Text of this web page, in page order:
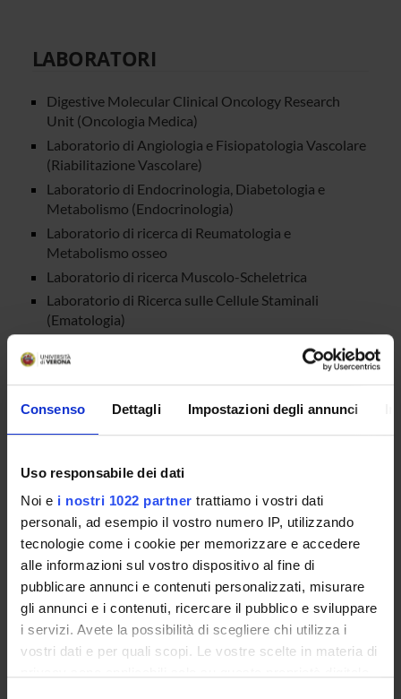
Consenso Dettagli Impostazioni degli annunci
Uso responsabile dei dati
Noi e i nostri 1022 partner trattiamo i vostri dati
personali, ad esempio il vostro numero IP, utilizzando
tecnologie come i cookie per memorizzare e accedere
alle informazioni sul vostro dispositivo al fine di
pubblicare annunci e contenuti personalizzati, misurare
gli annunci e i contenuti, ricercare il pubblico e sviluppare
i servizi. Avete la possibilità di scegliere chi utilizza i
vostri dati e per quali scopi. Le vostre scelte in materia di
LABORATORI
Digestive Molecular Clinical Oncology Research
Unit (Oncologia Medica)
Laboratorio di Angiologia e Fisiopatologia Vascolare
(Riabilitazione Vascolare)
Laboratorio di Endocrinologia, Diabetologia e
Metabolismo (Endocrinologia)
Laboratorio di ricerca di Reumatologia e
Metabolismo osseo
Laboratorio di ricerca Muscolo-Scheletrica
Laboratorio di Ricerca sulle Cellule Staminali
(Ematologia)
(Gastroenterologia)
Laboratorio Vascolare (Medicina interna C)
Lurm - Laboratorio Universitario di Ricerca Medica
ORGANIZZAZIONE
GOVERNANCE